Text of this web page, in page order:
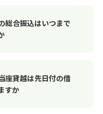
総合振込はいつまで
座貸越は先日付の借
すか